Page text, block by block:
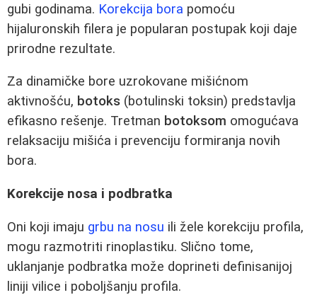
gubi godinama. Korekcija bora pomoću
hijaluronskih filera je popularan postupak koji daje
prirodne rezultate.
Za dinamičke bore uzrokovane mišićnom
aktivnošću, botoks (botulinski toksin) predstavlja
efikasno rešenje. Tretman botoksom omogućava
relaksaciju mišića i prevenciju formiranja novih
bora.
Korekcije nosa i podbratka
Oni koji imaju grbu na nosu ili žele korekciju profila,
mogu razmotriti rinoplastiku. Slično tome,
uklanjanje podbratka može doprineti definisanijoj
liniji vilice i poboljšanju profila.